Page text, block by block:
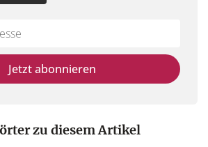
Jetzt abonnieren
zu diesem Artikel